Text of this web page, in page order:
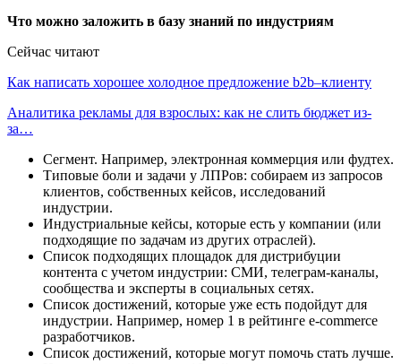
Что можно заложить в базу знаний по индустриям
Сейчас читают
Как написать хорошее холодное предложение b2b–клиенту
Аналитика рекламы для взрослых: как не слить бюджет из-
за…
Сегмент. Например, электронная коммерция или фудтех.
Типовые боли и задачи у ЛПРов: собираем из запросов
клиентов, собственных кейсов, исследований
индустрии.
Индустриальные кейсы, которые есть у компании (или
подходящие по задачам из других отраслей).
Список подходящих площадок для дистрибуции
контента с учетом индустрии: СМИ, телеграм-каналы,
сообщества и эксперты в социальных сетях.
Список достижений, которые уже есть подойдут для
индустрии. Например, номер 1 в рейтинге e-commerce
разработчиков.
Список достижений, которые могут помочь стать лучше.